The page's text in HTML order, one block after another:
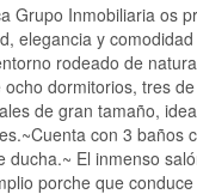
Grupo Inmobiliaria os
elegancia y
rodeado de
ocho dormitorios, tres
de gran tamaño,
con 3 baños
ducha.~ El inmenso
porche que